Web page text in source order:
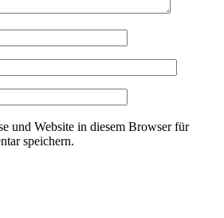
und Website in diesem Browser für
speichern.